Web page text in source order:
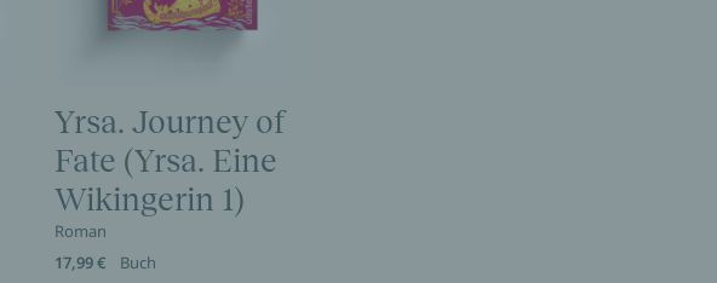
Yrsa. Journey of
Fate (Yrsa. Eine
Wikingerin 1)
Roman
17,99 €
Buch